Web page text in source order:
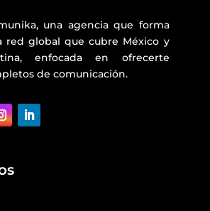
una agencia que forma
red global que cubre México y
enfocada en ofrecerte
de comunicación.